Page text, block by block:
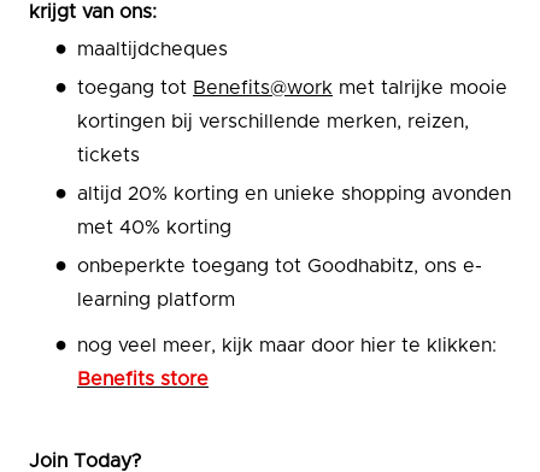
krijgt van ons:
maaltijdcheques
toegang tot Benefits@work met talrijke mooie
kortingen bij verschillende merken, reizen,
tickets
altijd 20% korting en unieke shopping avonden
met 40% korting
onbeperkte toegang tot Goodhabitz, ons e-
learning platform
nog veel meer, kijk maar door hier te klikken:
Benefits store
Join Today?